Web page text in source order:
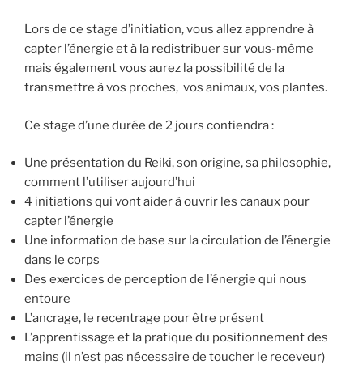
Lors de ce stage d’initiation, vous allez apprendre à
capter l’énergie et à la redistribuer sur vous-même
mais également vous aurez la possibilité de la
transmettre à vos proches, vos animaux, vos plantes.
Ce stage d’une durée de 2 jours contiendra :
Une présentation du Reiki, son origine, sa philosophie,
comment l’utiliser aujourd’hui
4 initiations qui vont aider à ouvrir les canaux pour
capter l’énergie
Une information de base sur la circulation de l’énergie
dans le corps
Des exercices de perception de l’énergie qui nous
entoure
L’ancrage, le recentrage pour être présent
L’apprentissage et la pratique du positionnement des
mains (il n’est pas nécessaire de toucher le receveur)